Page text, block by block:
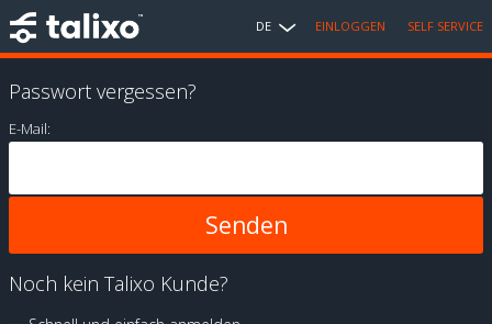
DE EINLOGGEN SELF SERVICE
Passwort vergessen?
E-Mail:
Noch kein Talixo Kunde?